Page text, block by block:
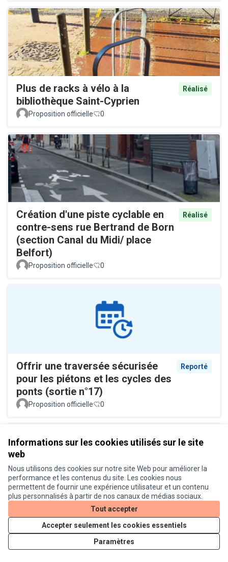
Informations sur les cookies utilisés sur le site
web
Nous utilisons des cookies sur notre site Web pour améliorer la
performance et les contenus du site. Les cookies nous
permettent de fournir une expérience utilisateur et un contenu
plus personnalisés à partir de nos canaux de médias sociaux.
Tout accepter
Accepter seulement les cookies essentiels
Paramètres
Plus de racks à vélo à la
bibliothèque Saint-Cyprien
Réalisé
Proposition officielle 0
Création d'une piste cyclable en
contre-sens rue Bertrand de Born
(section Canal du Midi/ place
Belfort)
Réalisé
Proposition officielle 0
Offrir une traversée sécurisée
pour les piétons et les cycles des
ponts (sortie n°17)
Reporté
Proposition officielle 0
Plus de racks à vélo à la
bibliothèque Cabanis
Proposition officielle 0